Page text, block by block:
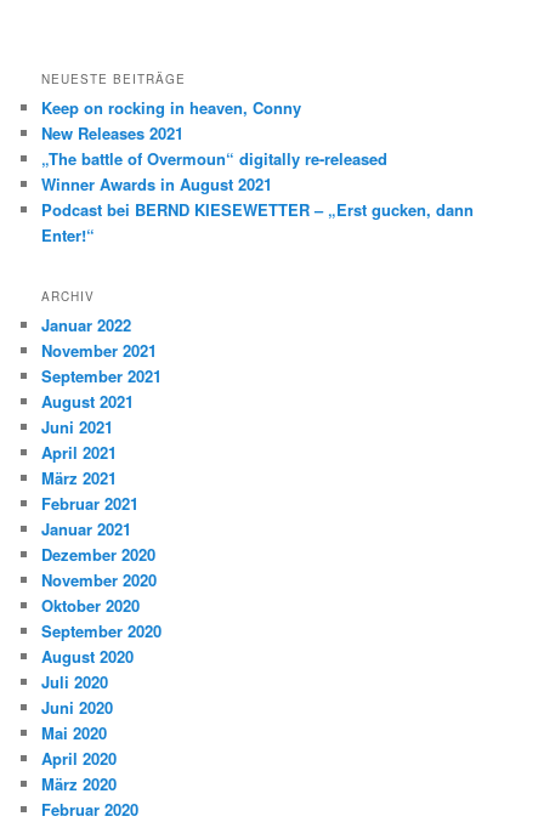
NEUESTE BEITRÄGE
Keep on rocking in heaven, Conny
New Releases 2021
„The battle of Overmoun“ digitally re-released
Winner Awards in August 2021
Podcast bei BERND KIESEWETTER – „Erst gucken, dann
Enter!“
ARCHIV
Januar 2022
November 2021
September 2021
August 2021
Juni 2021
April 2021
März 2021
Februar 2021
Januar 2021
Dezember 2020
November 2020
Oktober 2020
September 2020
August 2020
Juli 2020
Juni 2020
Mai 2020
April 2020
März 2020
Februar 2020